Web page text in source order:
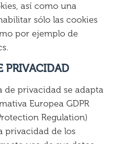
así como una
sólo las cookies
por ejemplo de
PRIVACIDAD
de privacidad se adapta
Europea GDPR
Regulation)
privacidad de los